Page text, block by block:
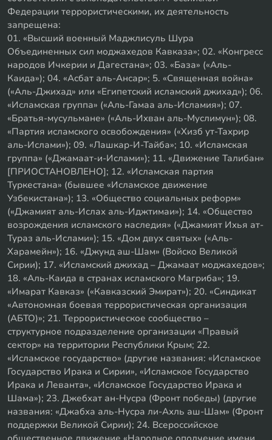
Федерации террористическими, их деятельность
запрещена:
01. «Высший военный Маджлисуль Шура
Объединенных сил моджахедов Кавказа»; 02. «Конгресс
народов Ичкерии и Дагестана»; 03. «База» («Аль-
Каида»); 04. «Асбат аль-Ансар»; 5. «Священная война»
(«Аль-Джихад» или «Египетский исламский джихад»); 06.
«Исламская группа» («Аль-Гамаа аль-Исламия»); 07.
«Братья-мусульмане» («Аль-Ихван аль-Муслимун»); 08.
«Партия исламского освобождения» («Хизб ут-Тахрир
аль-Ислами»); 09. «Лашкар-И-Тайба»; 10. «Исламская
группа» («Джамаат-и-Ислами»); 11. «Движение Талибан»
[ПРИОСТАНОВЛЕНО]; 12. «Исламская партия
Туркестана» (бывшее «Исламское движение
Узбекистана»); 13. «Общество социальных реформ»
(«Джамият аль-Ислах аль-Иджтимаи»); 14. «Общество
возрождения исламского наследия» («Джамият Ихья ат-
Тураз аль-Ислами»); 15. «Дом двух святых» («Аль-
Харамейн»); 16. «Джунд аш-Шам» (Войско Великой
Сирии); 17. «Исламский джихад – Джамаат моджахедов»;
18. «Аль-Каида в странах исламского Магриба»; 19.
«Имарат Кавказ» («Кавказский Эмират»); 20. «Синдикат
«Автономная боевая террористическая организация
(АБТО)»; 21. Террористическое сообщество –
структурное подразделение организации «Правый
сектор» на территории Республики Крым; 22.
«Исламское государство» (другие названия: «Исламское
Государство Ирака и Сирии», «Исламское Государство
Ирака и Леванта», «Исламское Государство Ирака и
Шама»); 23. Джебхат ан-Нусра (Фронт победы) (другие
названия: «Джабха аль-Нусра ли-Ахль аш-Шам» (Фронт
поддержки Великой Сирии); 24. Всероссийское